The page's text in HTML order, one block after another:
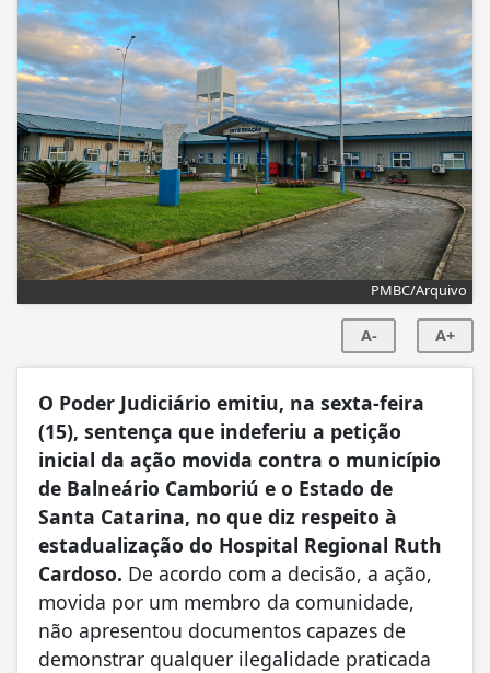
PMBC/Arquivo
A- A+
O Poder Judiciário emitiu, na sexta-feira
(15), sentença que indeferiu a petição
inicial da ação movida contra o município
de Balneário Camboriú e o Estado de
Santa Catarina, no que diz respeito à
estadualização do Hospital Regional Ruth
Cardoso. De acordo com a decisão, a ação,
movida por um membro da comunidade,
não apresentou documentos capazes de
demonstrar qualquer ilegalidade praticada